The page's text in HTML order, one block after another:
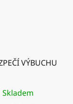
VÝBUCHU
Skladem